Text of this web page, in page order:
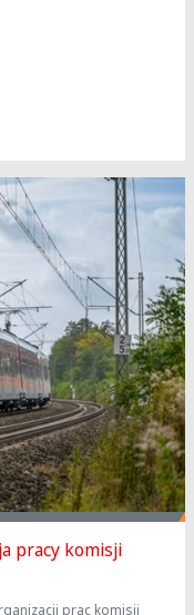
pracy komisji
prac komisji